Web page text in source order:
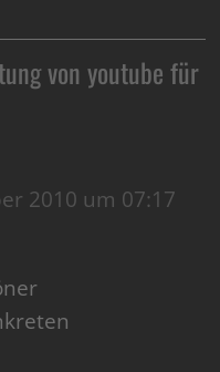
von youtube für
2010 um 07:17